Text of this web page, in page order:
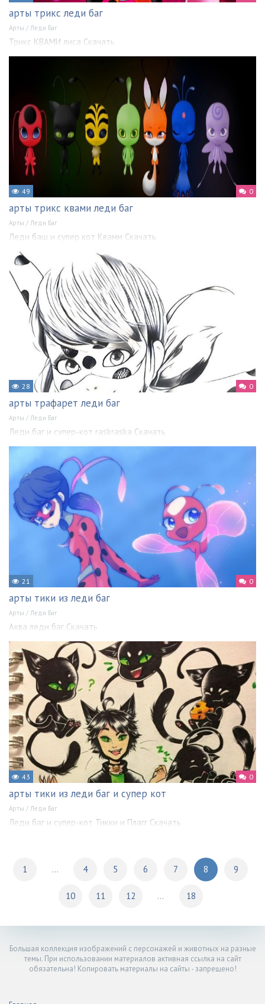
арты трикс леди баг
Арты / Леди Баг
Трикс КВАМИ лиса Скачать
49 0
арты трикс квами леди баг
Арты / Леди Баг
Леди баш и супер кот Квамм Скачать
28 0
арты трафарет леди баг
Арты / Леди Баг
Леди баг и супер-кот raskraska Скачать
21 0
арты тики из леди баг
Арты / Леди Баг
Аква леди баг Скачать
43 0
арты тики из леди баг и супер кот
Арты / Леди Баг
Леди баг и супер-кот Тикки и Плагг Скачать
1 ... 4 5 6 7 8 9
10 11 12 ... 18
Большая коллекция изображений с персонажей и животных на разные
темы. При использовании материалов активная ссылка на сайт
обязательна! Копировать материалы на сайты - запрещено!